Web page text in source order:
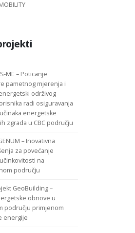
ME – Poticanje
pametnog mjerenja i
održivog
radi osiguravanja
energetske
zgrada u CBC području
– Inovativna
za povećanje
na
području
GeoBuilding –
obnove u
području primjenom
energije